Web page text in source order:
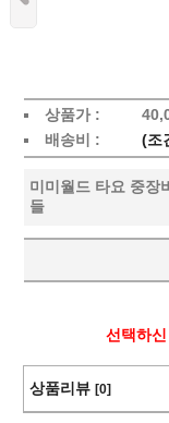
상품가 :
배송비 :
(조
미미월드 타요 중장
들
선택하
상품리뷰 [0]